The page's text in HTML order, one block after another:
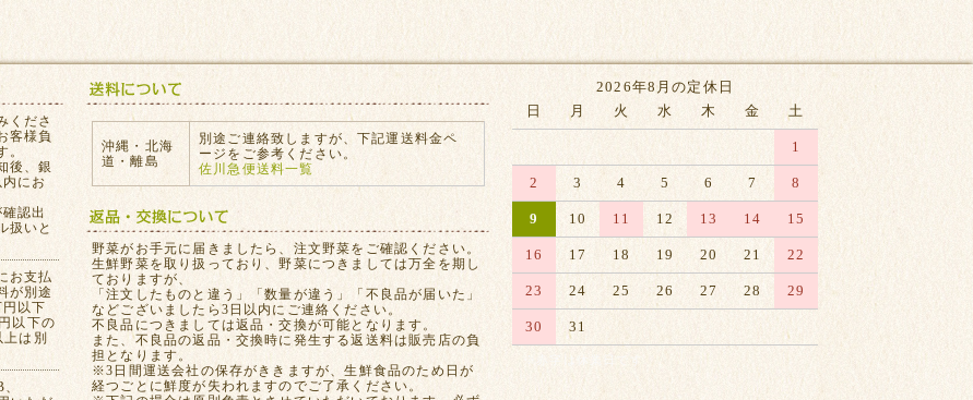
2026年8月の定休日
日
月 火 水 木 金 土
1
2 3 4 5 6 7 8
9 10 11 12 13 14 15
16 17 18 19 20 21 22
23 24 25 26 27 28 29
30 31
くださ
客様負
。
後、銀
にお
認出
扱いと
お支払
が別途
以下
以下の
は別
沖縄・北海
道・離島
別途ご連絡致しますが、下記運送料金ペ
ージをご参考ください。
佐川急便送料一覧
野菜がお手元に届きましたら、注文野菜をご確認ください。
生鮮野菜を取り扱っており、野菜につきましては万全を期し
ておりますが、
「注文したものと違う」「数量が違う」「不良品が届いた」
などございましたら3日以内にご連絡ください。
不良品につきましては返品・交換が可能となります。
また、不良品の返品・交換時に発生する返送料は販売店の負
担となります。
※3日間運送会社の保存がききますが、生鮮食品のため日が
経つごとに鮮度が失われますのでご了承ください。